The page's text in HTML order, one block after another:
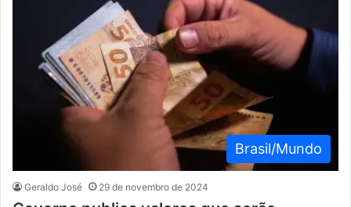
Brasil/Mundo
Geraldo José 29 de novembro de 2024